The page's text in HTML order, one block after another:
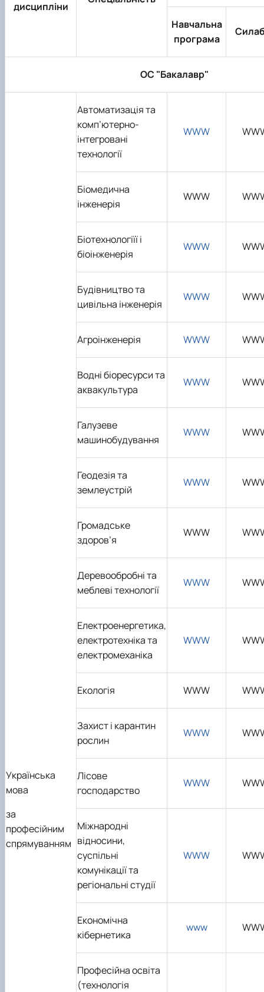
дисципліни
Навчальна
програма
ОС "Бакалавр"
Українська
мова
за
професійним
спрямуванням
Автоматизація та
комп’ютерно-
інтегровані
технології
WWW
Біомедична
інженерія
WWW
Біотехнологіїї і
біоінженерія
WWW
Будівництво та
цивільна інженерія
WWW
Агроінженерія WWW
Водні біоресурси та
аквакультура
WWW
Галузеве
машинобудування
WWW
Геодезія та
землеустрій
WWW
Громадське
здоров’я
WWW
Деревообробні та
меблеві технології
WWW
Електроенергетика,
електротехніка та
електромеханіка
WWW
Екологія WWW
Захист і карантин
рослин
WWW
Лісове
господарство
WWW
Міжнародні
відносини,
суспільні
комунікації та
регіональні студії
WWW
Економічна
кібернетика
www
Професійна освіта
(технологія